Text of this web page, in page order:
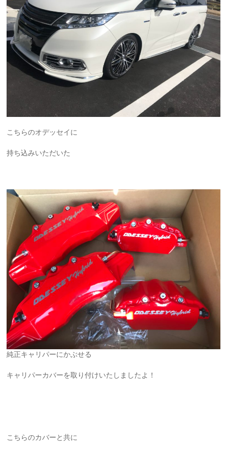
こちらのオデッセイに
持ち込みいただいた
純正キャリパーにかぶせる
キャリパーカバーを取り付けいたしましたよ！
こちらのカバーと共に